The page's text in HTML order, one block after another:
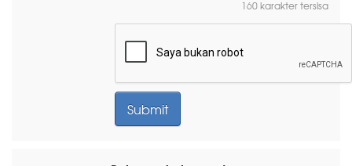
160 karakter tersisa